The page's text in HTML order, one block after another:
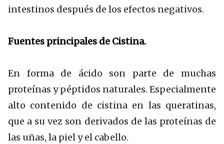
intestinos después de los efectos negativos.
Fuentes principales de Cistina.
En forma de ácido son parte de muchas
proteínas y péptidos naturales. Especialmente
alto contenido de cistina en las queratinas,
que a su vez son derivados de las proteínas de
las uñas, la piel y el cabello.